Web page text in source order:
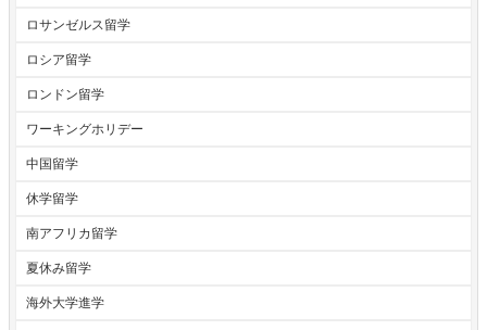
ロサンゼルス留学
ロシア留学
ロンドン留学
ワーキングホリデー
中国留学
休学留学
南アフリカ留学
夏休み留学
海外大学進学